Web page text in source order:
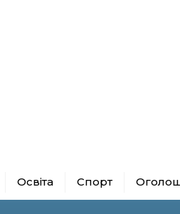
Освіта Спорт